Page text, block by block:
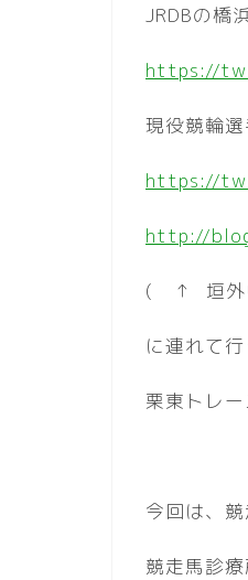
JRDBの橋
https://
現役競輪
https://
http://
( ↑ 垣外
に連れて
栗東トレ
今回は、
競走馬診